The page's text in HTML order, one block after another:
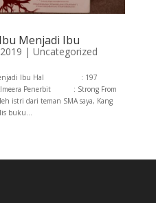
Menjadi Ibu
| Uncategorized
Menjadi Ibu Hal : 197
Penerbit : Strong From
istri dari teman SMA saya, Kang
buku...